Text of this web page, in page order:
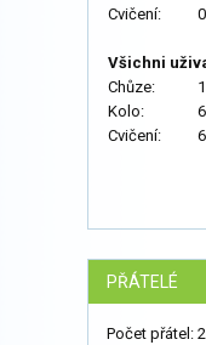
Cvičení:
Všichni
Chůze:
Kolo:
Cvičení:
PŘÁTELÉ
Počet přátel: 2